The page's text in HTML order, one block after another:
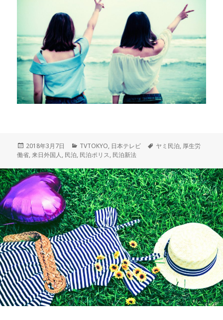
投
稿
2018年3月7日
カ
テ
リ
ー
TVTOKYO, 日本テレビ
タ
ヤミ民泊, 厚生労
働省,来日外国人, 民泊, 民泊ポリス, 民泊新法